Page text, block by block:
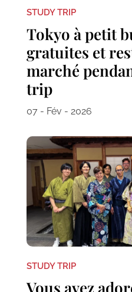
STUDY TRIP
Tokyo à petit
gratuites et
marché
trip
07 - Fév - 2026
STUDY TRIP
Vous avez